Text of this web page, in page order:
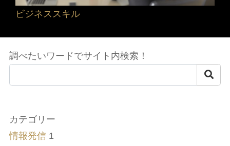
ビジネススキル
調べたいワードでサイト内検索！
カテゴリー
情報発信 1